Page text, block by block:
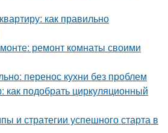
как правильно
ремонт комнаты своими
перенос кухни без проблем
подобрать циркуляционный
и стратегии успешного старта в